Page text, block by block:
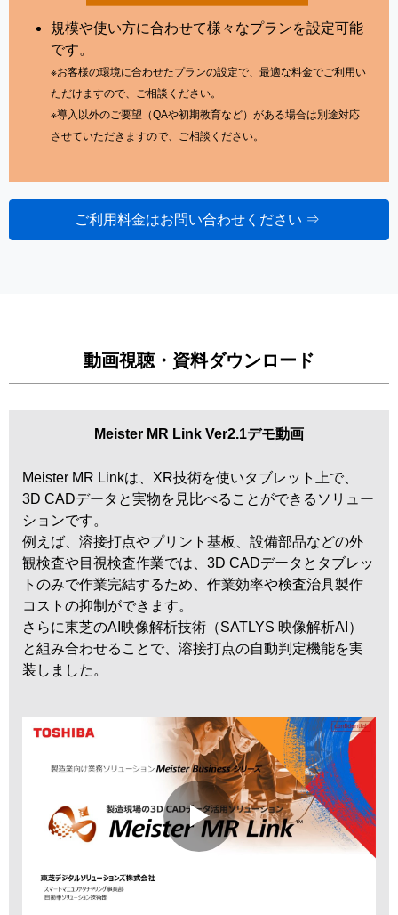
規模や使い方に合わせて様々なプランを設定可能
です。
※お客様の環境に合わせたプランの設定で、最適な料金でご利用い
ただけますので、ご相談ください。
※導入以外のご要望（QAや初期教育など）がある場合は別途対応
させていただきますので、ご相談ください。
ご利用料金はお問い合わせください ⇒
動画視聴・資料ダウンロード
Meister MR Link Ver2.1デモ動画
Meister MR Linkは、XR技術を使いタブレット上で、
3D CADデータと実物を見比べることができるソリュー
ションです。
例えば、溶接打点やプリント基板、設備部品などの外
観検査や目視検査作業では、3D CADデータとタブレッ
トのみで作業完結するため、作業効率や検査治具製作
コストの抑制ができます。
さらに東芝のAI映像解析技術（SATLYS 映像解析AI）
と組み合わせることで、溶接打点の自動判定機能を実
装しました。